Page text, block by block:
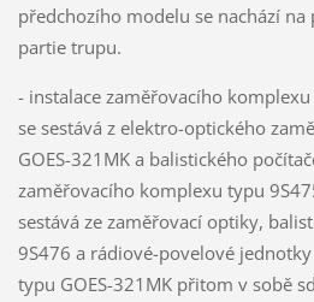
předchozího modelu se nachází
partie trupu.
- instalace zaměřovacího
se sestává z elektro-optického
GOES-321MK a balistického
zaměřovacího komplexu typu
sestává ze zaměřovací optiky,
9S476 a rádiové-povelové
typu GOES-321MK přitom v sobě